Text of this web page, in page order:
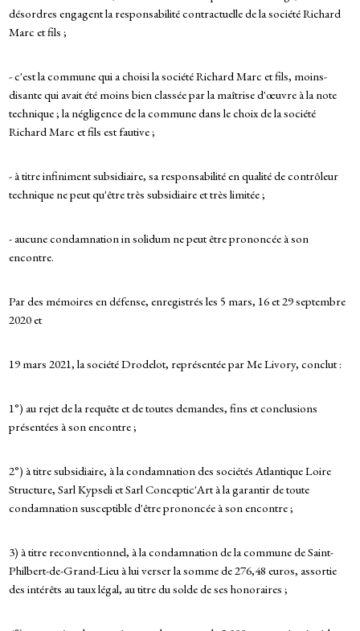
désordres engagent la responsabilité contractuelle de la société Richard
Marc et fils ;
- c'est la commune qui a choisi la société Richard Marc et fils, moins-
disante qui avait été moins bien classée par la maîtrise d'œuvre à la note
technique ; la négligence de la commune dans le choix de la société
Richard Marc et fils est fautive ;
- à titre infiniment subsidiaire, sa responsabilité en qualité de contrôleur
technique ne peut qu'être très subsidiaire et très limitée ;
- aucune condamnation in solidum ne peut être prononcée à son
encontre.
Par des mémoires en défense, enregistrés les 5 mars, 16 et 29 septembre
2020 et
19 mars 2021, la société Drodelot, représentée par Me Livory, conclut :
1°) au rejet de la requête et de toutes demandes, fins et conclusions
présentées à son encontre ;
2°) à titre subsidiaire, à la condamnation des sociétés Atlantique Loire
Structure, Sarl Kypseli et Sarl Conceptic'Art à la garantir de toute
condamnation susceptible d'être prononcée à son encontre ;
3) à titre reconventionnel, à la condamnation de la commune de Saint-
Philbert-de-Grand-Lieu à lui verser la somme de 276,48 euros, assortie
des intérêts au taux légal, au titre du solde de ses honoraires ;